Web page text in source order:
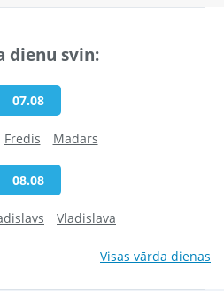
dienu svin:
07.08
Fredis Madars
08.08
Vladislava
Visas vārda dienas